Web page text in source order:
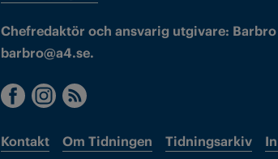
Chefredaktör och ansvarig utgivare:
barbro@a4.se.
Kontakt Om Tidningen Tidningsarkiv